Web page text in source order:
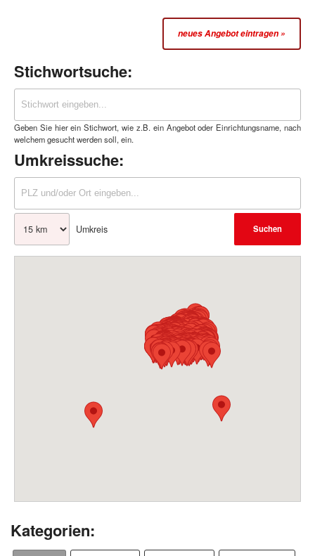
neues Angebot eintragen »
Stichwortsuche:
Geben Sie hier ein Stichwort, wie z.B. ein Angebot oder Einrichtungsname, nach
welchem gesucht werden soll, ein.
Umkreissuche:
Umkreis
Kategorien: